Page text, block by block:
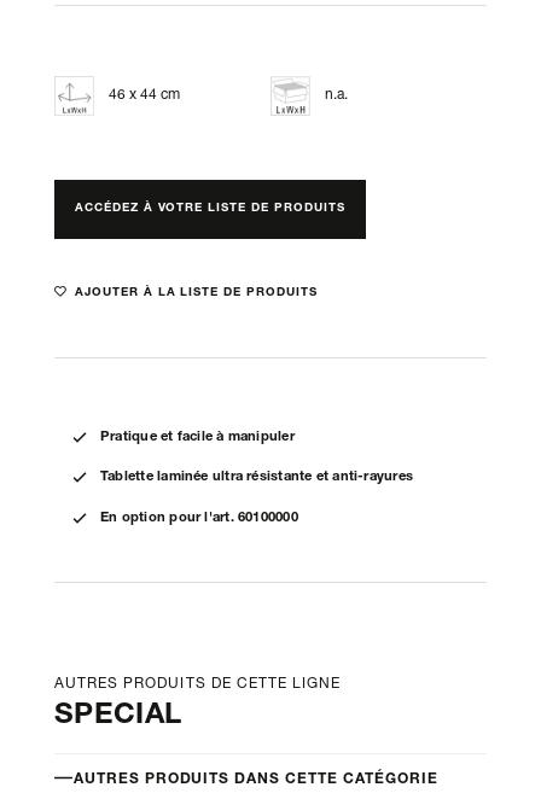
46 x 44 cm n.a.
ACCÉDEZ À VOTRE LISTE DE PRODUITS
AJOUTER À LA LISTE DE PRODUITS
Pratique et facile à manipuler
Tablette laminée ultra résistante et anti-rayures
En option pour l'art. 60100000
AUTRES PRODUITS DE CETTE LIGNE
SPECIAL
AUTRES PRODUITS DANS CETTE CATÉGORIE